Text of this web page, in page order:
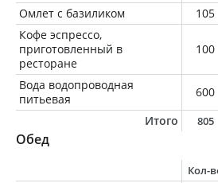
Омлет с базиликом 105
Кофе эспрессо,
приготовленный в
ресторане
100
Вода водопроводная
питьевая
600
Итого
805
Обед
Кол-